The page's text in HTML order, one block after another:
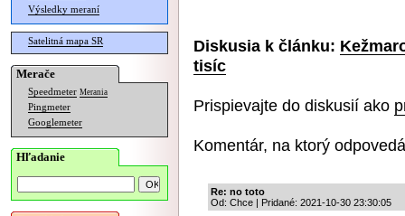
Výsledky meraní
Satelitná mapa SR
Merače
Speedmeter Merania
Pingmeter
Googlemeter
Hľadanie
Diskusia k článku:
tisíc
Prispievajte do diskusií ako
Komentár, na ktorý
Re: no toto
Od: Chce | Pridané: 2021-10-30 23:30:05